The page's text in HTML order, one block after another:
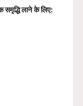
लाने के लिए: